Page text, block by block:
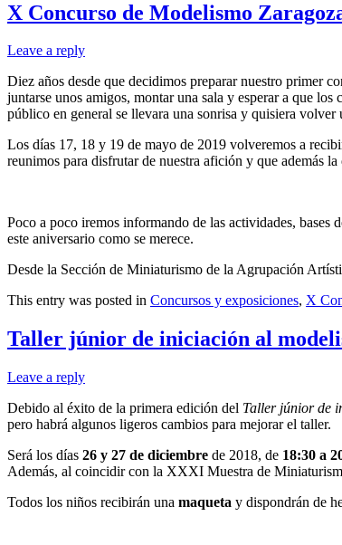
X Concurso de Modelismo
Leave a reply
Diez años desde que decidimos preparar nuestro primer
juntarse unos amigos, montar una sala y esperar a que
público en general se llevara una sonrisa y quisiera volver
Los días 17, 18 y 19 de mayo de 2019 volveremos a
reunimos para disfrutar de nuestra afición y que además
Poco a poco iremos informando de las actividades, bases
este aniversario como se merece.
Desde la Sección de Miniaturismo de la Agrupación
This entry was posted in Concursos y exposiciones, X
Taller júnior de iniciación al
Leave a reply
Debido al éxito de la primera edición del Taller júnior de
pero habrá algunos ligeros cambios para mejorar el taller.
Será los días 26 y 27 de diciembre de 2018, de 18:30 a
Además, al coincidir con la XXXI Muestra de
Todos los niños recibirán una maqueta y dispondrán de